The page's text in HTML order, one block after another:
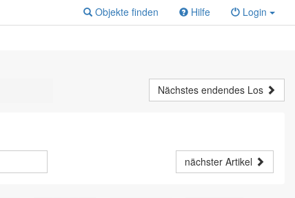
Objekte finden Hilfe
Login
Nächstes endendes Los
nächster Artikel